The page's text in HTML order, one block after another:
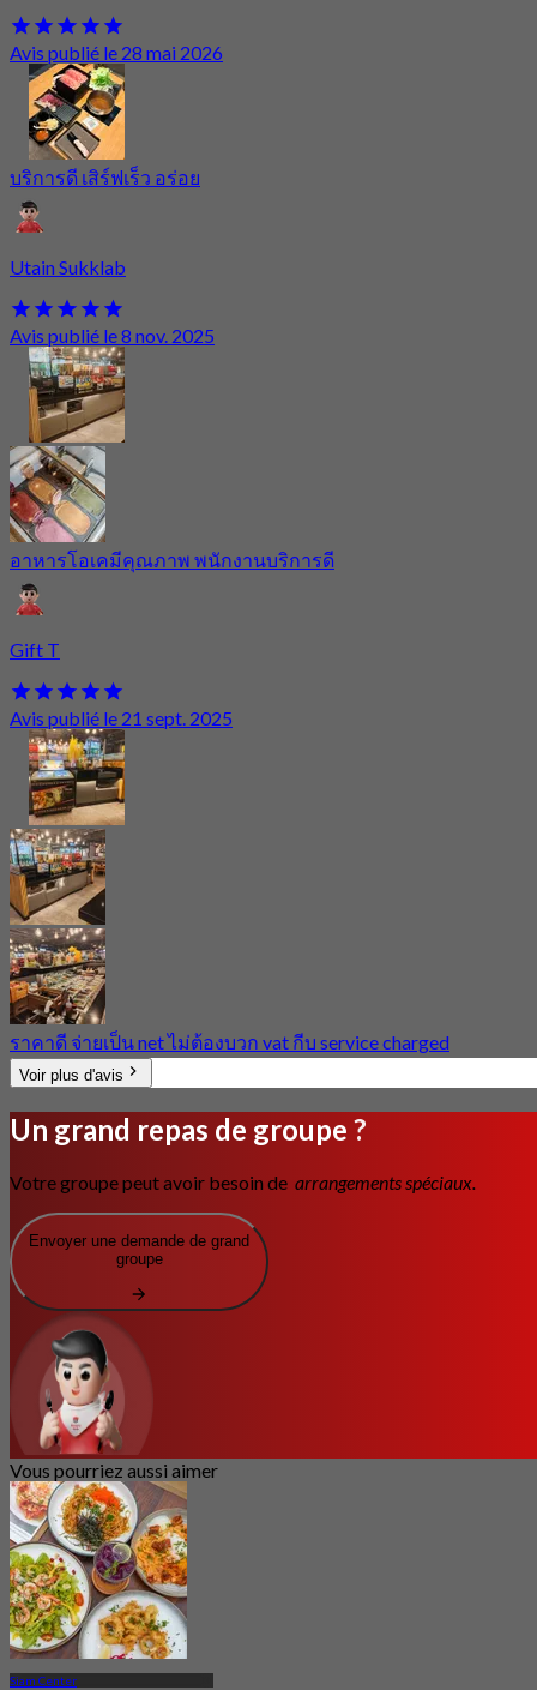
Avis publié le 28 mai 2026
บริการดี เสิร์ฟเร็ว อร่อย
Utain Sukklab
Avis publié le 8 nov. 2025
อาหารโอเคมีคุณภาพ พนักงานบริการดี
Gift T
Avis publié le 21 sept. 2025
ราคาดี จ่ายเป็น net ไม่ต้องบวก vat กีบ service charged
Voir plus d'avis
Un grand repas de groupe ?
Votre groupe peut avoir besoin de arrangements spéciaux.
Envoyer une demande de grand
groupe
Vous pourriez aussi aimer
Siam Center